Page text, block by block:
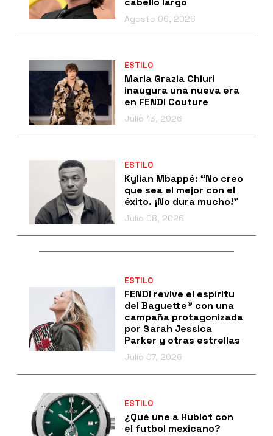
Agosto 06, 2026
ESTILO
Maria Grazia Chiuri
inaugura una nueva era
en FENDI Couture
Julio 13, 2026
ESTILO
Kylian Mbappé: “No creo
que sea el mejor con el
éxito. ¡No dura mucho!”
Julio 08, 2026
ESTILO
FENDI revive el espíritu
del Baguette® con una
campaña protagonizada
por Sarah Jessica
Parker y otras estrellas
Julio 07, 2026
ESTILO
¿Qué une a Hublot con
el futbol mexicano?